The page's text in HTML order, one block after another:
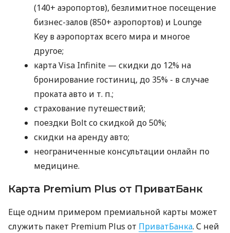
(140+ аэропортов), безлимитное посещение
бизнес-залов (850+ аэропортов) и Lounge
Key в аэропортах всего мира и многое
другое;
карта Visa Infinite — скидки до 12% на
бронирование гостиниц, до 35% - в случае
проката авто и т. п.;
страхование путешествий;
поездки Bolt со скидкой до 50%;
скидки на аренду авто;
неограниченные консультации онлайн по
медицине.
Карта Premium Plus от ПриватБанк
Еще одним примером премиальной карты может
служить пакет Premium Plus от ПриватБанка. С ней